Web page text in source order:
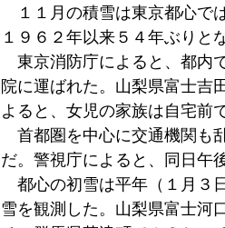
１１月の積雪は東京都心で
１９６２年以来５４年ぶりと
東京消防庁によると、都内
院に運ばれた。山梨県富士吉
よると、女児の家族は自宅前
首都圏を中心に交通機関も
だ。警視庁によると、同日午
都心の初雪は平年（１月３
雪を観測した。山梨県富士河